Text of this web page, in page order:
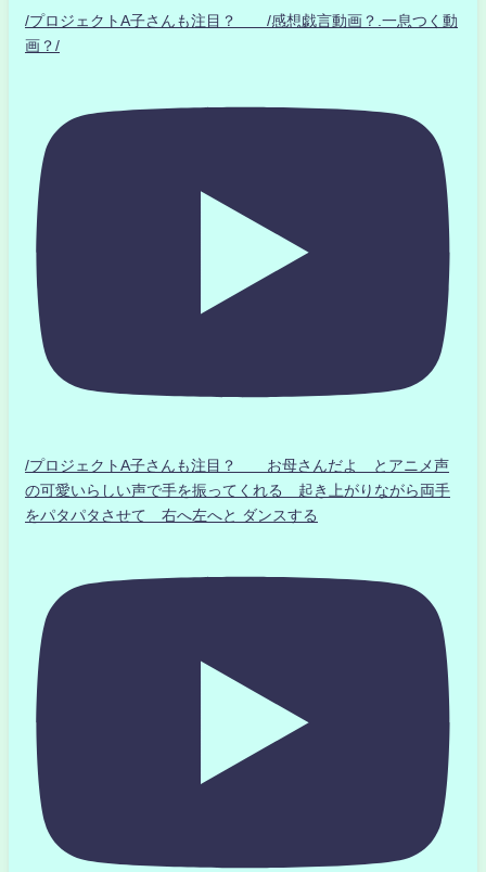
/プロジェクトA子さんも注目？ /感想戯言動画？.一息つく動
画？/
/プロジェクトA子さんも注目？ お母さんだよ とアニメ声
の可愛いらしい声で手を振ってくれる 起き上がりながら両手
をパタパタさせて 右へ左へと ダンスする